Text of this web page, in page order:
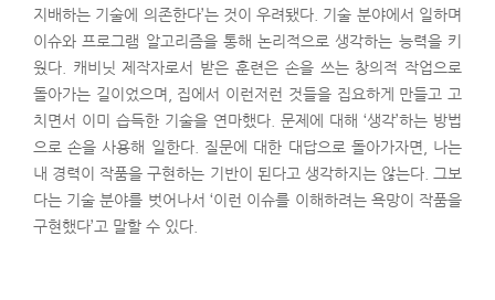
지배하는 기술에 의존한다’는 것이 우려됐다. 기술 분야에서 일하며
이슈와 프로그램 알고리즘을 통해 논리적으로 생각하는 능력을 키
웠다. 캐비닛 제작자로서 받은 훈련은 손을 쓰는 창의적 작업으로
돌아가는 길이었으며, 집에서 이런저런 것들을 집요하게 만들고 고
치면서 이미 습득한 기술을 연마했다. 문제에 대해 ‘생각’하는 방법
으로 손을 사용해 일한다. 질문에 대한 대답으로 돌아가자면, 나는
내 경력이 작품을 구현하는 기반이 된다고 생각하지는 않는다. 그보
다는 기술 분야를 벗어나서 ‘이런 이슈를 이해하려는 욕망이 작품을
구현했다’고 말할 수 있다.